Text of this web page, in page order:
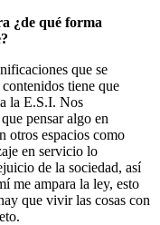
¿de qué forma
que se
tiene que
la E.S.I. Nos
pensar algo en
otros espacios como
en servicio lo
de la sociedad, así
me ampara la ley, esto
que vivir las cosas con